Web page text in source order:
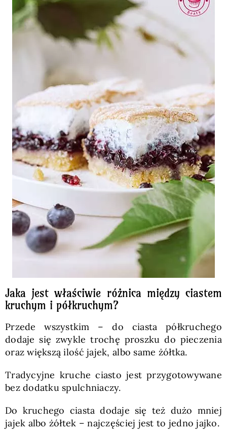
Jaka jest właściwie różnica między ciastem
kruchym i półkruchym?
Przede wszystkim – do ciasta półkruchego
dodaje się zwykle trochę proszku do pieczenia
oraz większą ilość jajek, albo same żółtka.
Tradycyjne kruche ciasto jest przygotowywane
bez dodatku spulchniaczy.
Do kruchego ciasta dodaje się też dużo mniej
jajek albo żółtek – najczęściej jest to jedno jajko.